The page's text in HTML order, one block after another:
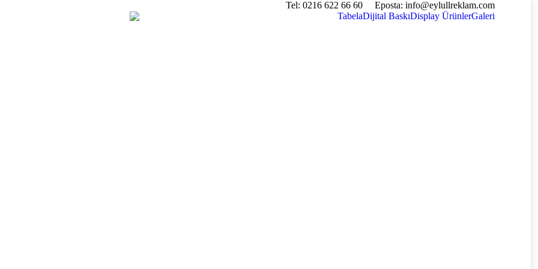
Tel: 0216 622 66 60
Eposta: info@eylullreklam.com
TabelaDijital BaskıDisplay ÜrünlerGaleri